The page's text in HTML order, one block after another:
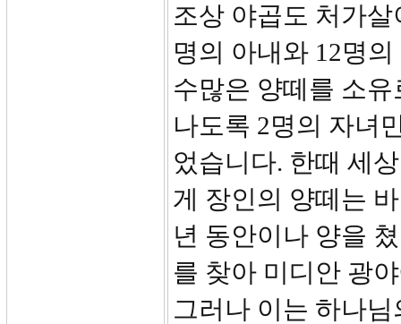
조상 야곱도 처가
명의 아내와 12명
수많은 양떼를 소
나도록 2명의 자녀
었습니다. 한때 세
게 장인의 양떼는
년 동안이나 양을
를 찾아 미디안 광
그러나 이는 하나